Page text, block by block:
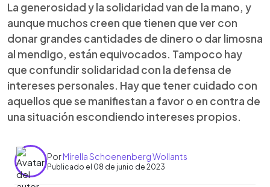
La generosidad y la solidaridad van de la mano, y
aunque muchos creen que tienen que ver con
donar grandes cantidades de dinero o dar limosna
al mendigo, están equivocados. Tampoco hay
que confundir solidaridad con la defensa de
intereses personales. Hay que tener cuidado con
aquellos que se manifiestan a favor o en contra de
una situación escondiendo intereses propios.
PorMirella Schoenenberg Wollants
Publicado el 08 de junio de 2023